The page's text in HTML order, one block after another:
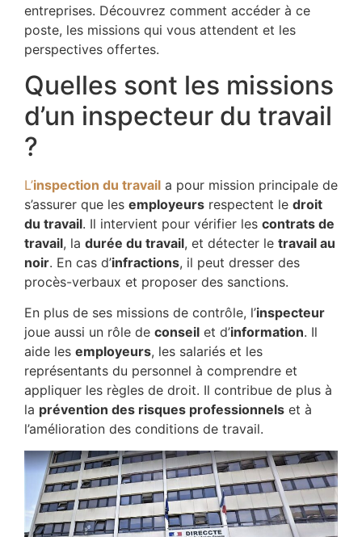
entreprises. Découvrez comment accéder à ce
poste, les missions qui vous attendent et les
perspectives offertes.
Quelles sont les missions
d’un inspecteur du travail
?
L’inspection du travail a pour mission principale de
s’assurer que les employeurs respectent le droit
du travail. Il intervient pour vérifier les contrats de
travail, la durée du travail, et détecter le travail au
noir. En cas d’infractions, il peut dresser des
procès-verbaux et proposer des sanctions.
En plus de ses missions de contrôle, l’inspecteur
joue aussi un rôle de conseil et d’information. Il
aide les employeurs, les salariés et les
représentants du personnel à comprendre et
appliquer les règles de droit. Il contribue de plus à
la prévention des risques professionnels et à
l’amélioration des conditions de travail.